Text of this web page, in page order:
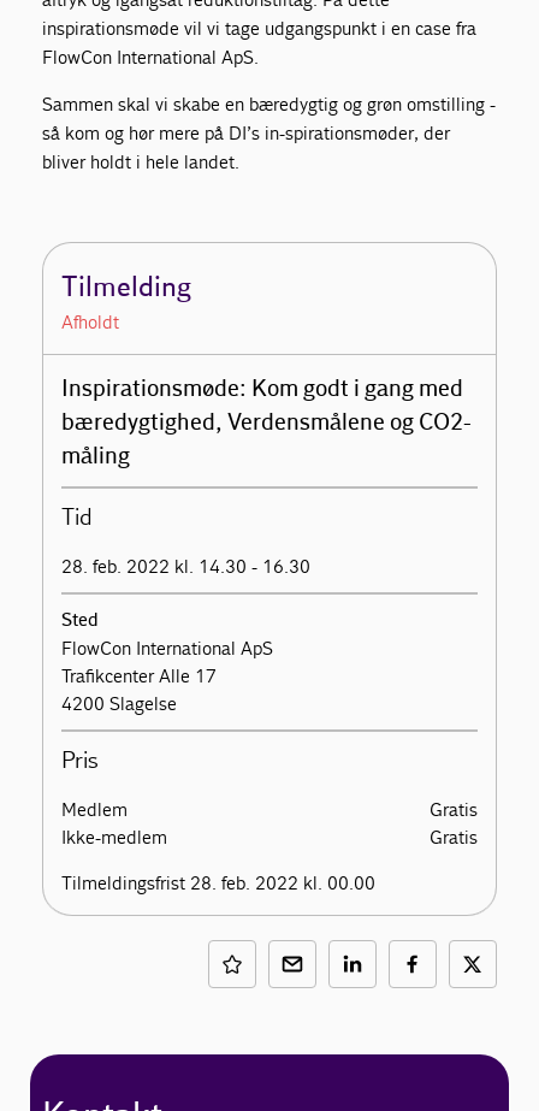
inspirationsmøde vil vi tage udgangspunkt i en case fra
FlowCon International ApS.
Sammen skal vi skabe en bæredygtig og grøn omstilling -
så kom og hør mere på DI’s in-spirationsmøder, der
bliver holdt i hele landet.
Tilmelding
Afholdt
Inspirationsmøde: Kom godt i gang med
bæredygtighed, Verdensmålene og CO2-
måling
Tid
28. feb. 2022 kl. 14.30 - 16.30
Sted
FlowCon International ApS
Trafikcenter Alle 17
4200 Slagelse
Pris
Medlem
Gratis
Ikke-medlem
Gratis
Tilmeldingsfrist 28. feb. 2022 kl. 00.00